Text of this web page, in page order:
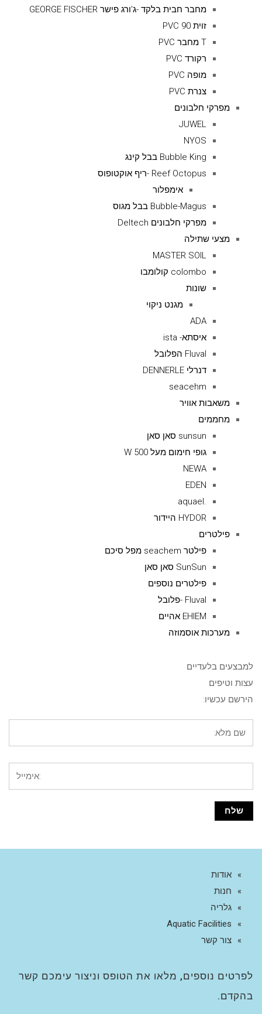
מחבר חבית בלקד -ג'ורג פישר GEORGE FISCHER
זוית 90 PVC
T מחבר PVC
רקורד PVC
מופה PVC
צנרת PVC
מפרקי חלבונים
JUWEL
NYOS
Bubble King בבל קינג
Reef Octopus -ריף אוקטופוס
אימפלור
Bubble-Magus בבל מגוס
מפרקי חלבונים Deltech
מצעי שתילה
MASTER SOIL
colombo קולומבו
שונות
מגנט ניקוי
ADA
איסתא- ista
Fluval הפלובל
דנרלי DENNERLE
seacehm
משאבות אוויר
מחממים
sunsun סאן סאן
גופי חימום מעל 500 W
NEWA
EDEN
.aquael
HYDOR היידור
פילטרים
פילטר seachem מפל סיכם
SunSun סאן סאן
פילטרים נוספים
Fluval -פלובל
EHIEM אהיים
מערכות אוסמוזה
למבצעים בלעדיים
עצות וטיפים
הירשם עכשיו:
אודות
חנות
גלריה
Aquatic Facilities
צור קשר
לפרטים נוספים, מלאו את הטופס וניצור עימכם קשר
בהקדם.